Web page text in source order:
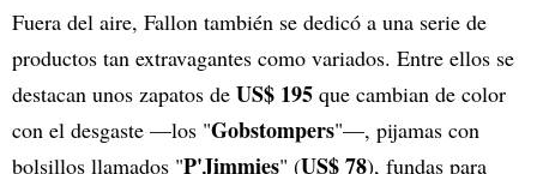
Fuera del aire, Fallon también se dedicó a una serie de
productos tan extravagantes como variados. Entre ellos se
destacan unos zapatos de US$ 195 que cambian de color
con el desgaste —los "Gobstompers"—, pijamas con
bolsillos llamados "P'Jimmies" (US$ 78), fundas para